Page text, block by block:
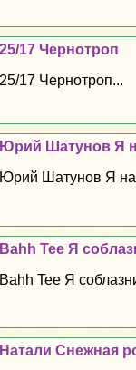
25/17 Чернотроп
25/17 Чернотроп...
Юрий Шатунов Я
Юрий Шатунов Я
Bahh Tee Я
Bahh Tee Я
Натали Снежная